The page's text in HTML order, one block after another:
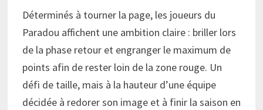
Déterminés à tourner la page, les joueurs du
Paradou affichent une ambition claire : briller lors
de la phase retour et engranger le maximum de
points afin de rester loin de la zone rouge. Un
défi de taille, mais à la hauteur d’une équipe
décidée à redorer son image et à finir la saison en